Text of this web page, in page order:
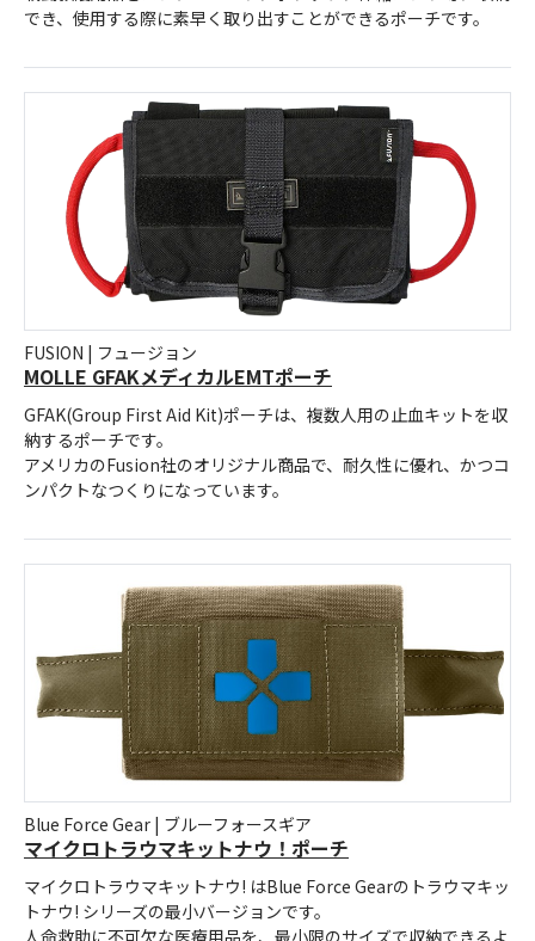
でき、使用する際に素早く取り出すことができるポーチです。
FUSION | フュージョン
MOLLE GFAKメディカルEMTポーチ
GFAK(Group First Aid Kit)ポーチは、複数人用の止血キットを収
納するポーチです。
アメリカのFusion社のオリジナル商品で、耐久性に優れ、かつコ
ンパクトなつくりになっています。
Blue Force Gear | ブルーフォースギア
マイクロトラウマキットナウ！ポーチ
マイクロトラウマキットナウ! はBlue Force Gearのトラウマキッ
トナウ! シリーズの最小バージョンです。
人命救助に不可欠な医療用品を、最小限のサイズで収納できるよ